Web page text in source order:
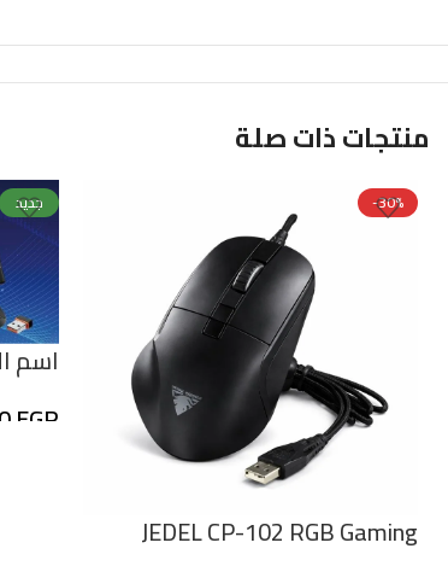
منتجات ذات صلة
-30%
JEDEL CP-102 RGB Gaming
جديد
اسم
EGP